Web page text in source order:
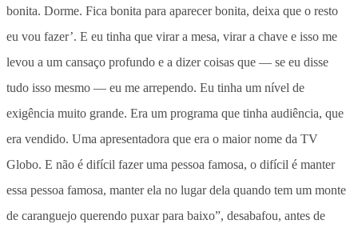
bonita. Dorme. Fica bonita para aparecer bonita, deixa que o resto
eu vou fazer’. E eu tinha que virar a mesa, virar a chave e isso me
levou a um cansaço profundo e a dizer coisas que — se eu disse
tudo isso mesmo — eu me arrependo. Eu tinha um nível de
exigência muito grande. Era um programa que tinha audiência, que
era vendido. Uma apresentadora que era o maior nome da TV
Globo. E não é difícil fazer uma pessoa famosa, o difícil é manter
essa pessoa famosa, manter ela no lugar dela quando tem um monte
de caranguejo querendo puxar para baixo”, desabafou, antes de